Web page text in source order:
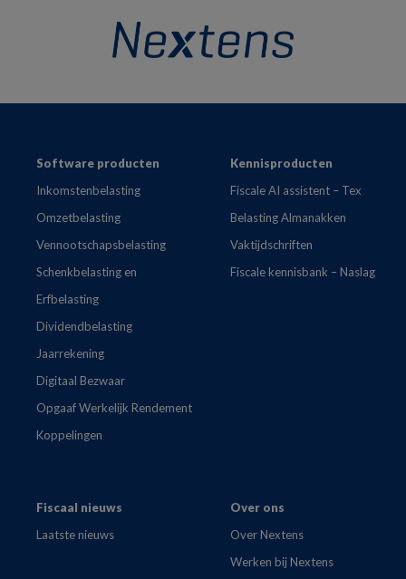
FooterSoftware producten
Inkomstenbelasting
Omzetbelasting
Vennootschapsbelasting
Schenkbelasting en
Erfbelasting
Dividendbelasting
Jaarrekening
Digitaal Bezwaar
Opgaaf Werkelijk Rendement
Koppelingen
Kennisproducten
Fiscale AI assistent – Tex
Belasting Almanakken
Vaktijdschriften
Fiscale kennisbank – Naslag
Fiscaal nieuws
Laatste nieuws
Over ons
Over Nextens
Werken bij Nextens